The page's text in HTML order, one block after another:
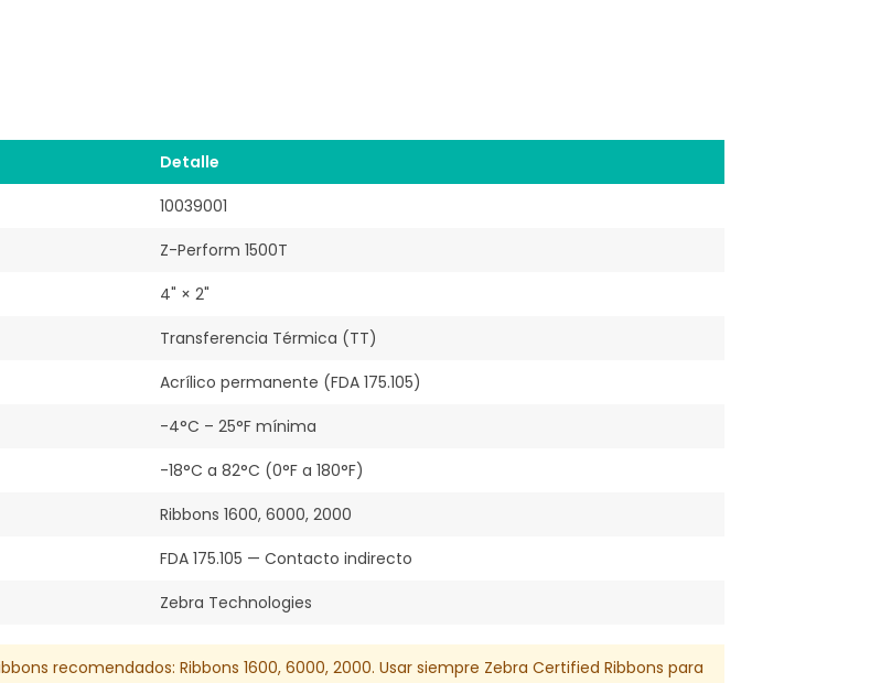
Detalle
10039001
Z-Perform 1500T
4" × 2"
Transferencia Térmica (TT)
Acrílico permanente (FDA 175.105)
-4°C – 25°F mínima
-18°C a 82°C (0°F a 180°F)
Ribbons 1600, 6000, 2000
FDA 175.105 — Contacto indirecto
Zebra Technologies
recomendados: Ribbons 1600, 6000, 2000. Usar siempre Zebra Certified Ribbons para